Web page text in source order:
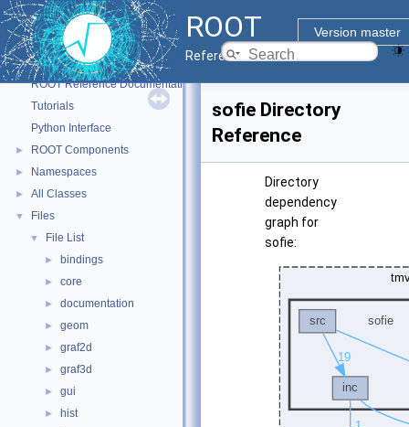
ROOT
Version master
Reference Guide
▼ ROOT
ROOT Reference Documentation
Tutorials
Python Interface
► ROOT Components
► Namespaces
► All Classes
▼ Files
▼ File List
► bindings
► core
► documentation
► geom
► graf2d
► graf3d
► gui
► hist
sofie Directory
Reference
Directory
dependency
graph for
sofie: